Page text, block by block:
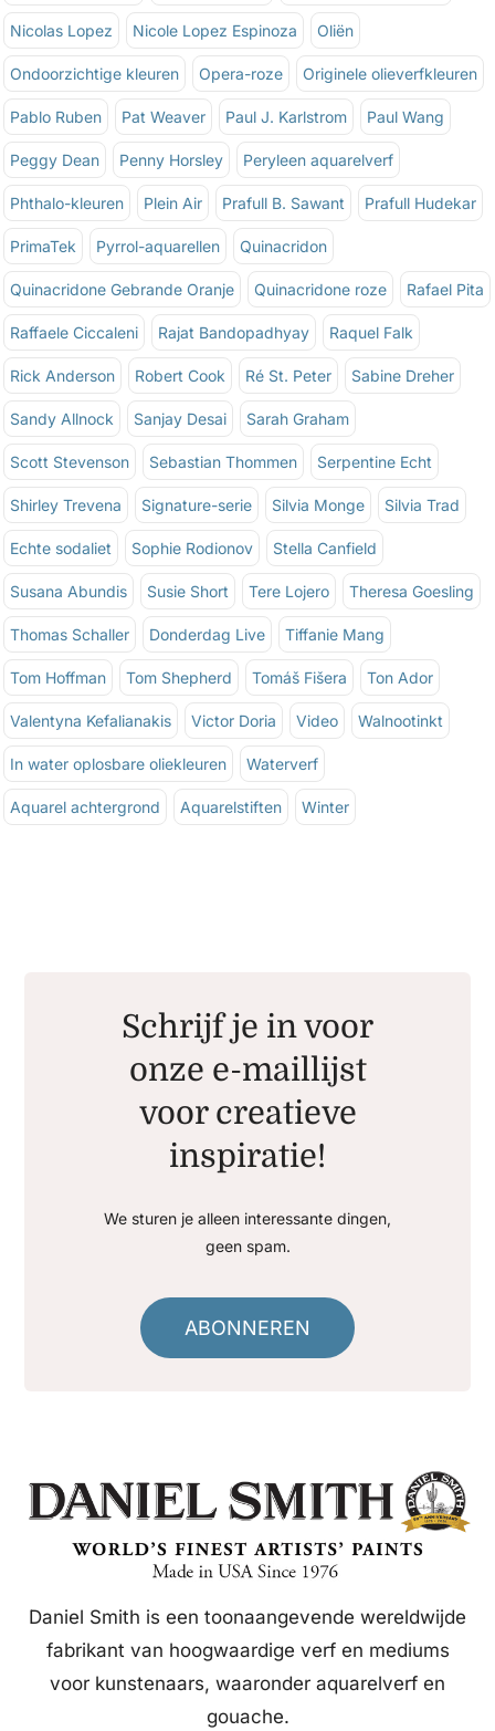
Nicolas Lopez Nicole Lopez Espinoza Oliën
Ondoorzichtige kleuren Opera-roze Originele olieverfkleuren
Pablo Ruben Pat Weaver Paul J. Karlstrom Paul Wang
Peggy Dean Penny Horsley Peryleen aquarelverf
Phthalo-kleuren Plein Air Prafull B. Sawant Prafull Hudekar
PrimaTek Pyrrol-aquarellen Quinacridon
Quinacridone Gebrande Oranje Quinacridone roze Rafael Pita
Raffaele Ciccaleni Rajat Bandopadhyay Raquel Falk
Rick Anderson Robert Cook Ré St. Peter Sabine Dreher
Sandy Allnock Sanjay Desai Sarah Graham
Scott Stevenson Sebastian Thommen Serpentine Echt
Shirley Trevena Signature-serie Silvia Monge Silvia Trad
Echte sodaliet Sophie Rodionov Stella Canfield
Susana Abundis Susie Short Tere Lojero Theresa Goesling
Thomas Schaller Donderdag Live Tiffanie Mang
Tom Hoffman Tom Shepherd Tomáš Fišera Ton Ador
Valentyna Kefalianakis Victor Doria Video Walnootinkt
In water oplosbare oliekleuren Waterverf
Aquarel achtergrond Aquarelstiften Winter
Schrijf je in voor
onze e-maillijst
voor creatieve
inspiratie!
We sturen je alleen interessante dingen,
geen spam.
ABONNEREN
Daniel Smith is een toonaangevende wereldwijde
fabrikant van hoogwaardige verf en mediums
voor kunstenaars, waaronder aquarelverf en
gouache.